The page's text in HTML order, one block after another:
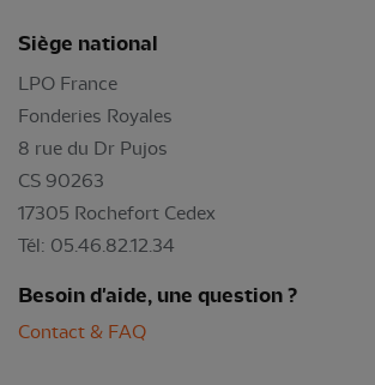
Siège national
LPO France
Fonderies Royales
8 rue du Dr Pujos
CS 90263
17305 Rochefort Cedex
Tél: 05.46.82.12.34
Besoin d'aide, une question ?
Contact & FAQ